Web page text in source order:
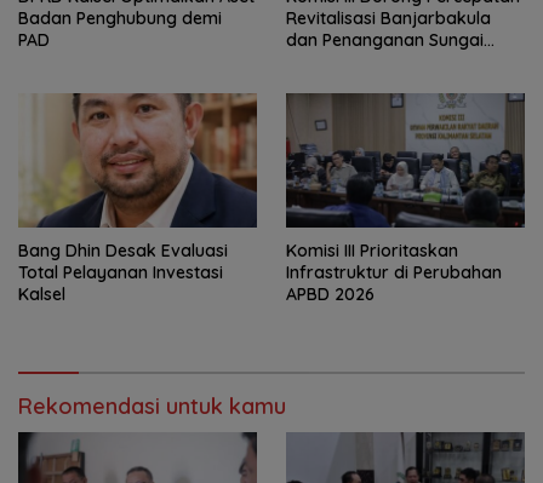
Badan Penghubung demi
PAD
Revitalisasi Banjarbakula
dan Penanganan Sungai
‎Bang Dhin Desak Evaluasi
Total Pelayanan Investasi
Kalsel
‎Komisi III Prioritaskan
Infrastruktur di Perubahan
APBD 2026
Rekomendasi untuk kamu